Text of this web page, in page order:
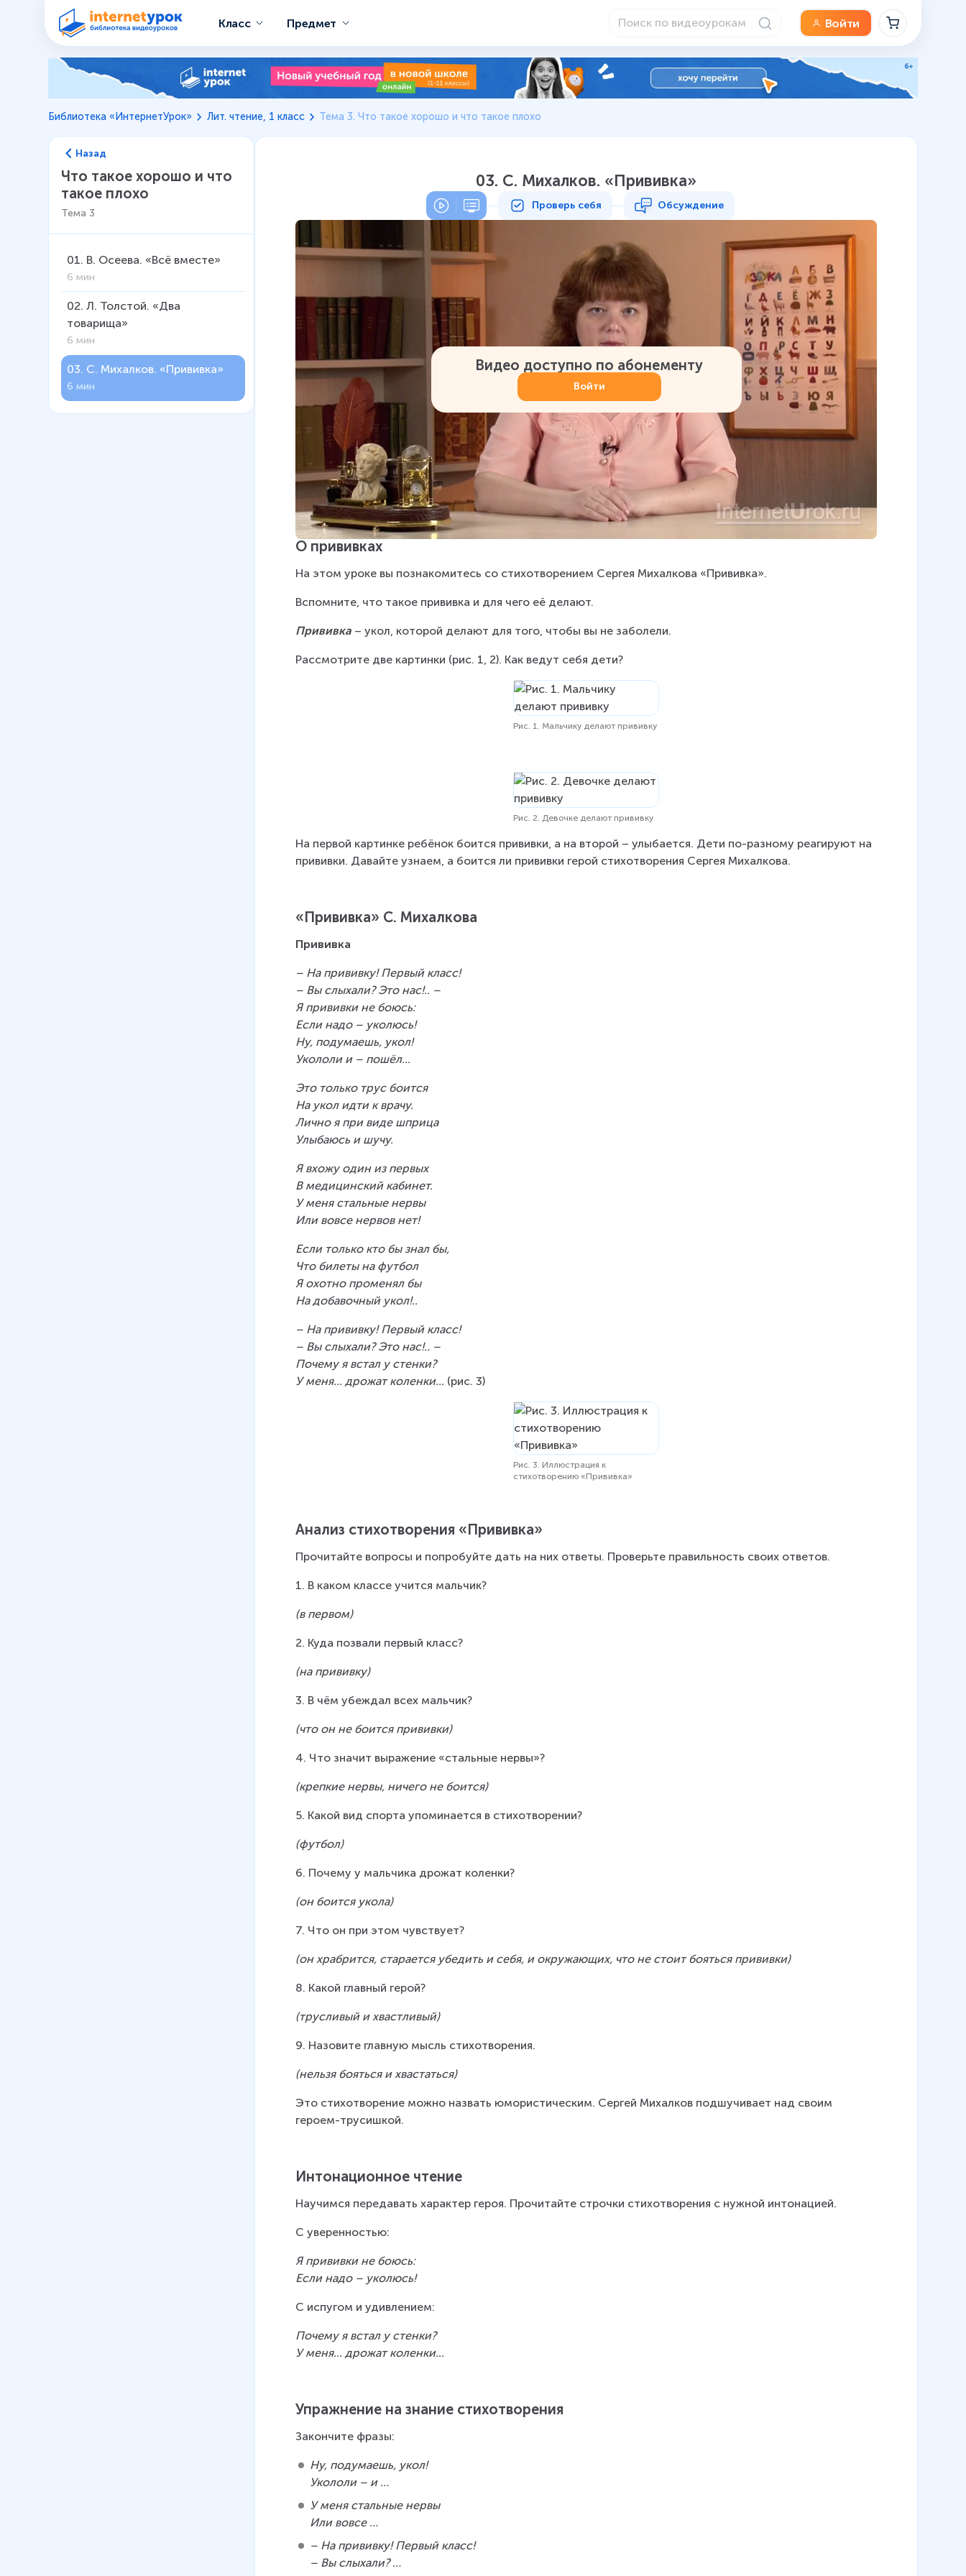
Класс Предмет Войти
Библиотека «ИнтернетУрок» Лит. чтение, 1 класс Тема 3. Что такое хорошо и что такое плохо
Назад
Что такое хорошо и что
такое плохо
Тема 3
01. В. Осеева. «Всё вместе»
6 мин
02. Л. Толстой. «Два
товарища»
6 мин
03. С. Михалков. «Прививка»
6 мин
03. С. Михалков. «Прививка»
Проверь себя Обсуждение
Видео доступно по абонементу
Войти
О прививках
На этом уроке вы познакомитесь со стихотворением Сергея Михалкова «Прививка».
Вспомните, что такое прививка и для чего её делают.
Прививка – укол, которой делают для того, чтобы вы не заболели.
Рассмотрите две картинки (рис. 1, 2). Как ведут себя дети?
Рис. 1. Мальчику делают прививку
Рис. 2. Девочке делают прививку
На первой картинке ребёнок боится прививки, а на второй – улыбается. Дети по-разному реагируют на
прививки. Давайте узнаем, а боится ли прививки герой стихотворения Сергея Михалкова.
«Прививка» С. Михалкова
Прививка
– На прививку! Первый класс!
– Вы слыхали? Это нас!.. –
Я прививки не боюсь:
Если надо – уколюсь!
Ну, подумаешь, укол!
Укололи и – пошёл...
Это только трус боится
На укол идти к врачу.
Лично я при виде шприца
Улыбаюсь и шучу.
Я вхожу один из первых
В медицинский кабинет.
У меня стальные нервы
Или вовсе нервов нет!
Если только кто бы знал бы,
Что билеты на футбол
Я охотно променял бы
На добавочный укол!..
– На прививку! Первый класс!
– Вы слыхали? Это нас!.. –
Почему я встал у стенки?
У меня... дрожат коленки... (рис. 3)
Рис. 3. Иллюстрация к
стихотворению «Прививка»
Анализ стихотворения «Прививка»
Прочитайте вопросы и попробуйте дать на них ответы. Проверьте правильность своих ответов.
1. В каком классе учится мальчик?
(в первом)
2. Куда позвали первый класс?
(на прививку)
3. В чём убеждал всех мальчик?
(что он не боится прививки)
4. Что значит выражение «стальные нервы»?
(крепкие нервы, ничего не боится)
5. Какой вид спорта упоминается в стихотворении?
(футбол)
6. Почему у мальчика дрожат коленки?
(он боится укола)
7. Что он при этом чувствует?
(он храбрится, старается убедить и себя, и окружающих, что не стоит бояться прививки)
8. Какой главный герой?
(трусливый и хвастливый)
9. Назовите главную мысль стихотворения.
(нельзя бояться и хвастаться)
Это стихотворение можно назвать юмористическим. Сергей Михалков подшучивает над своим
героем-трусишкой.
Интонационное чтение
Научимся передавать характер героя. Прочитайте строчки стихотворения с нужной интонацией.
С уверенностью:
Я прививки не боюсь:
Если надо – уколюсь!
С испугом и удивлением:
Почему я встал у стенки?
У меня... дрожат коленки...
Упражнение на знание стихотворения
Закончите фразы:
Ну, подумаешь, укол!
Укололи – и …
У меня стальные нервы
Или вовсе …
– На прививку! Первый класс!
– Вы слыхали? …